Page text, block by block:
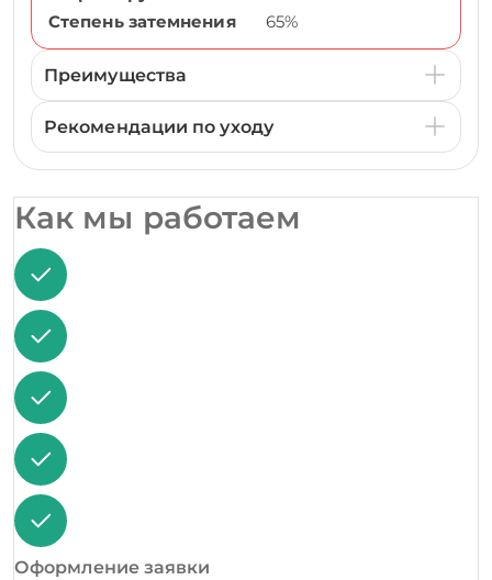
Степень затемнения
65%
Преимущества
Рекомендации по уходу
Как мы работаем
Оформление заявки